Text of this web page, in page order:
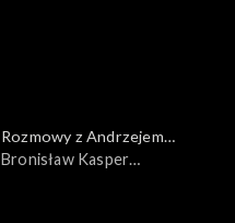
Rozmowy z Andrzejem
Doboszem
Bronisław Kasper